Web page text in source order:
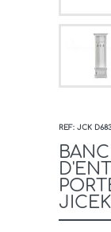
REF: JCK D683
BANC